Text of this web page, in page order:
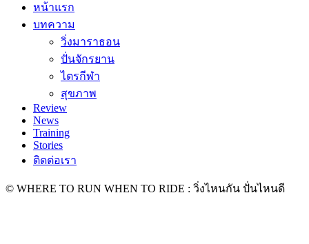
หน้าแรก
บทความ
วิ่งมาราธอน
ปั่นจักรยาน
ไตรกีฬา
สุขภาพ
Review
News
Training
Stories
ติดต่อเรา
© WHERE TO RUN WHEN TO RIDE : วิ่งไหนกัน ปั่นไหนดี